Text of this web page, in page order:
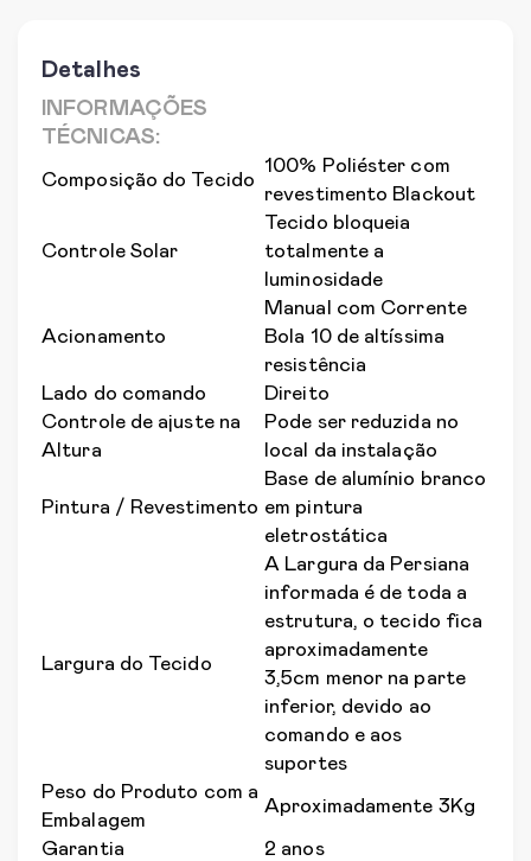
Detalhes
INFORMAÇÕES
TÉCNICAS:
Composição do Tecido
100% Poliéster com
revestimento Blackout
Controle Solar
Tecido bloqueia
totalmente a
luminosidade
Acionamento
Manual com Corrente
Bola 10 de altíssima
resistência
Lado do comando
Direito
Controle de ajuste na
Altura
Pode ser reduzida no
local da instalação
Pintura / Revestimento
Base de alumínio branco
em pintura
eletrostática
Largura do Tecido
A Largura da Persiana
informada é de toda a
estrutura, o tecido fica
aproximadamente
3,5cm menor na parte
inferior, devido ao
comando e aos
suportes
Peso do Produto com a
Embalagem
Aproximadamente 3Kg
Garantia
2 anos